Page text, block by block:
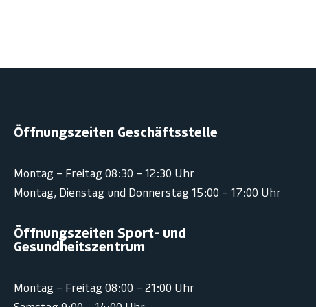
Öffnungszeiten Geschäftsstelle
Montag – Freitag 08:30 – 12:30 Uhr
Montag, Dienstag und Donnerstag 15:00 – 17:00 Uhr
Öffnungszeiten Sport- und
Gesundheitszentrum
Montag – Freitag 08:00 – 21:00 Uhr